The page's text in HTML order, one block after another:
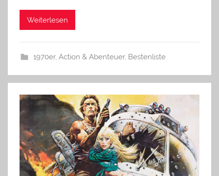
Weiterlesen
1970er, Action & Abenteuer, Bestenliste